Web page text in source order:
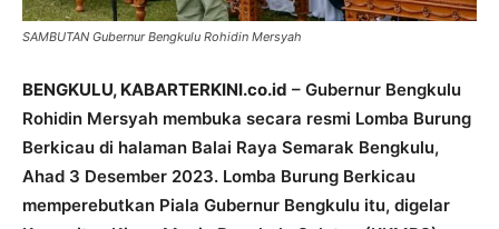
SAMBUTAN Gubernur Bengkulu Rohidin Mersyah
BENGKULU, KABARTERKINI.co.id – Gubernur Bengkulu
Rohidin Mersyah membuka secara resmi Lomba Burung
Berkicau di halaman Balai Raya Semarak Bengkulu,
Ahad 3 Desember 2023. Lomba Burung Berkicau
memperebutkan Piala Gubernur Bengkulu itu, digelar